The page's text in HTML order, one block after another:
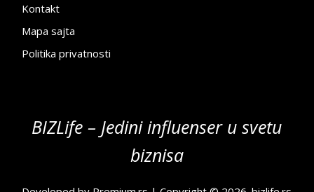
Kontakt
Mapa sajta
Politika privatnosti
BIZLife – Jedini influenser u svetu
biznisa